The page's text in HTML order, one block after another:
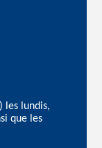
les lundis,
que les